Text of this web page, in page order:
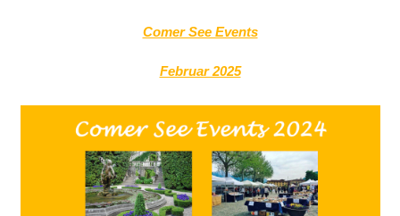
Comer See Events
Februar 2025